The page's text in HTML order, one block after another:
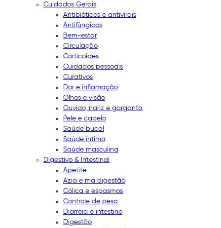
Cuidados Gerais
Antibióticos e antivirais
Antifúngicos
Bem-estar
Circulação
Corticoides
Cuidados pessoais
Curativos
Dor e inflamação
Olhos e visão
Ouvido, nariz e garganta
Pele e cabelo
Saúde bucal
Saúde íntima
Saúde masculina
Digestivo & Intestinal
Apetite
Azia e má digestão
Cólica e espasmos
Controle de peso
Diarreia e intestino
Digestão